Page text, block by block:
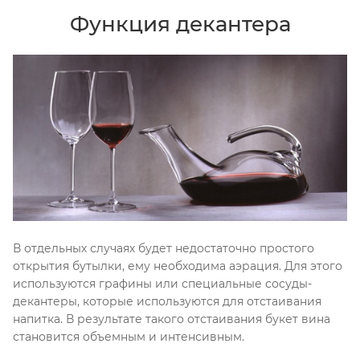
Функция декантера
В отдельных случаях будет недостаточно простого
открытия бутылки, ему необходима аэрация. Для этого
используются графины или специальные сосуды-
декантеры, которые используются для отстаивания
напитка. В результате такого отстаивания букет вина
становится объемным и интенсивным.